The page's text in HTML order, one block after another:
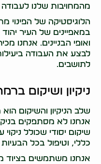
מהמחויבות שלנו
הלוגיסטיקה של
במאפיינים של העיר
ואופי הבניינים. אנחנו
לבצע את העבודה
לתושבים.
ניקיון ושיקום
שלב הניקיון והשיקום
אנחנו לא מסתפקים
שיקום יסודי שכולל
כללי, וטיפול בכל
אנחנו משתמשים בציוד